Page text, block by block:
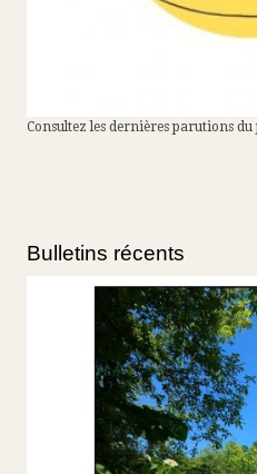
Consultez les dernières parutions
Bulletins récents